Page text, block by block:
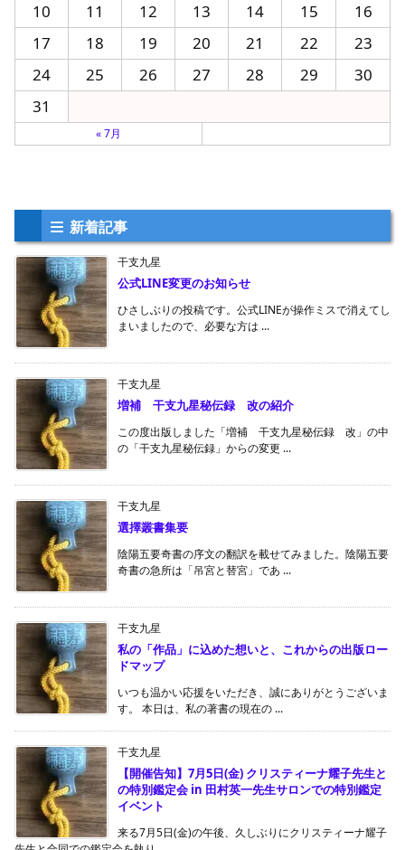
10
11 12 13 14 15
16
17
18 19 20 21 22
23
24
25 26 27 28 29
30
31
« 7月
新着記事
干支九星
公式LINE変更のお知らせ
ひさしぶりの投稿です。公式LINEが操作ミスで消えてし
まいましたので、必要な方は ...
干支九星
増補 干支九星秘伝録 改の紹介
この度出版しました「増補 干支九星秘伝録 改」の中
の「干支九星秘伝録」からの変更 ...
干支九星
選擇叢書集要
陰陽五要奇書の序文の翻訳を載せてみました。陰陽五要
奇書の急所は「吊宮と替宮」であ ...
干支九星
私の「作品」に込めた想いと、これからの出版ロー
ドマップ
いつも温かい応援をいただき、誠にありがとうございま
す。 本日は、私の著書の現在の ...
干支九星
【開催告知】7月5日(金) クリスティーナ耀子先生と
の特別鑑定会 in 田村英一先生サロンでの特別鑑定
イベント
来る7月5日(金)の午後、久しぶりにクリスティーナ耀子